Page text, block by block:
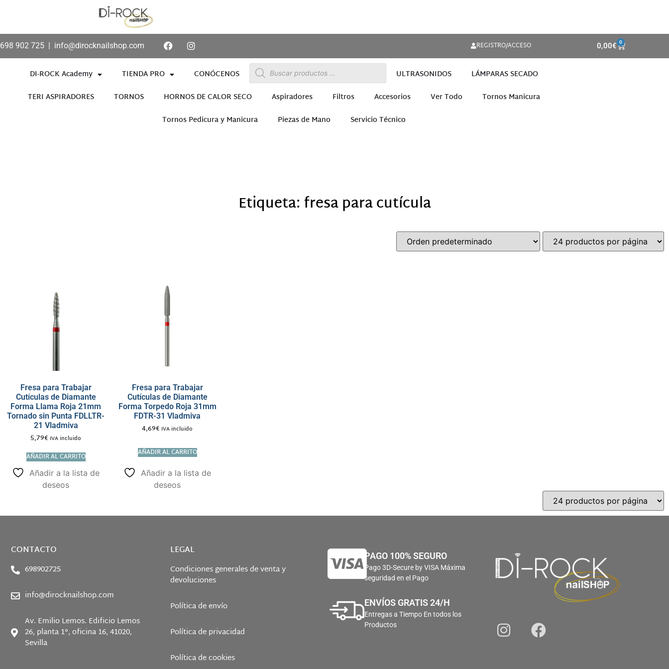
698 902 725 | info@dirocknailshop.com REGISTRO/ACCESO 0,00€ 0
DI-ROCK Academy TIENDA PRO CONÓCENOS ULTRASONIDOS
LÁMPARAS SECADO
TERI ASPIRADORES
TORNOS HORNOS DE CALOR SECO Aspiradores Filtros Accesorios Ver Todo
Tornos Manicura
Tornos Pedicura y Manicura
Piezas de Mano Servicio Técnico
Etiqueta: fresa para cutícula
Fresa para Trabajar
Cutículas de Diamante
Forma Llama Roja 21mm
Tornado sin Punta FDLLTR-
21 Vladmiva
5,79€ IVA incluido
AÑADIR AL CARRITO
Añadir a la lista de
deseos
Fresa para Trabajar
Cutículas de Diamante
Forma Torpedo Roja 31mm
FDTR-31 Vladmiva
4,69€ IVA incluido
AÑADIR AL CARRITO
Añadir a la lista de
deseos
CONTACTO
698902725
info@dirocknailshop.com
Av. Emilio Lemos. Edificio Lemos
26, planta 1°, oficina 16, 41020,
Sevilla
LEGAL
Condiciones generales de venta y
devoluciones
Política de envío
Política de privacidad
Política de cookies
PAGO 100% SEGURO
Pago 3D-Secure by VISA Máxima
seguridad en el Pago
ENVÍOS GRATIS 24/H
Entregas a Tiempo En todos los
Productos